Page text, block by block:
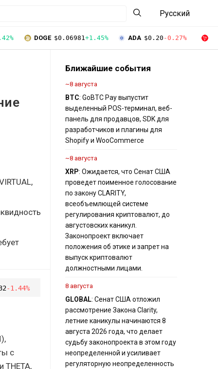
Русский
DOGE $0.06981+1.45% ADA $0.20 -0.27%
-1.44%
с
THETA,
Ближайшие события
~8 августа
BTC: GoBTC Pay выпустит
выделенный POS-терминал, веб-
панель для продавцов, SDK для
разработчиков и плагины для
Shopify и WooCommerce
~8 августа
XRP: Ожидается, что Сенат США
проведет поименное голосование
по закону CLARITY,
всеобъемлющей системе
регулирования криптовалют, до
августовских каникул.
Законопроект включает
положения об этике и запрет на
выпуск криптовалют
должностными лицами.
8 августа
GLOBAL: Сенат США отложил
рассмотрение Закона Clarity,
летние каникулы начинаются 8
августа 2026 года, что делает
судьбу законопроекта в этом году
неопределенной и усиливает
регуляторную неопределенность